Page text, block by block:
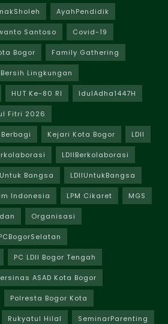
AyahPendidik
Santoso Covid-19
Bogor Family Gathering
Lingkungan
HUT Ke-80 RI IdulAdha1447H
Fitri 2026
Kejari Kota Bogor LDII
LDIIBerkolaborasi
Bangsa LDIIUntukBangsa
Indonesia LPM Cikaret MGS
Organisasi
PC LDII Bogor Tengah
ASAD Kota Bogor
Polresta Bogor Kota
Rukyatul Hilal SeminarParenting